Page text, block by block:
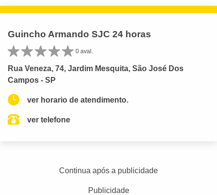
Guincho Armando SJC 24 horas
0 aval.
Rua Veneza, 74, Jardim Mesquita, São José Dos
Campos - SP
ver horario de atendimento.
ver telefone
Continua após a publicidade
Publicidade